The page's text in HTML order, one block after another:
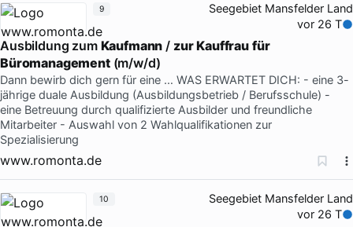
Seegebiet Mansfelder Land
vor 26 T
Ausbildung zum Kaufmann / zurKauffrau für
Büromanagement(m/w/d)
Dann bewirb dich gern für eine … WAS ERWARTET DICH: - eine 3-
jährige duale Ausbildung (Ausbildungsbetrieb / Berufsschule) -
eine Betreuung durch qualifizierte Ausbilder und freundliche
Mitarbeiter - Auswahl von 2 Wahlqualifikationen zur
Spezialisierung
www.romonta.de
9
Seegebiet Mansfelder Land
vor 26 T
10